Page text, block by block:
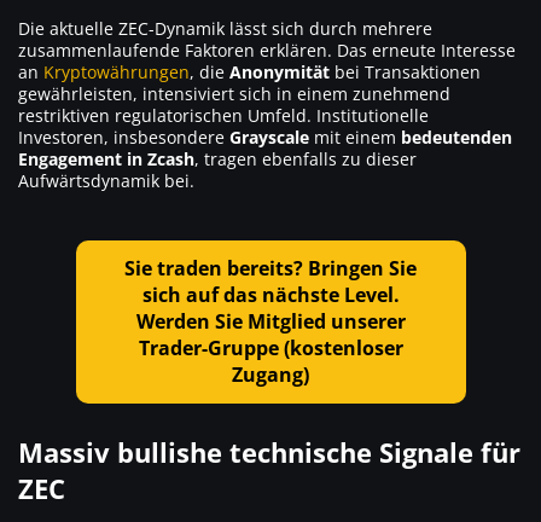
Die aktuelle ZEC-Dynamik lässt sich durch mehrere
zusammenlaufende Faktoren erklären. Das erneute Interesse
an Kryptowährungen, die Anonymität bei Transaktionen
gewährleisten, intensiviert sich in einem zunehmend
restriktiven regulatorischen Umfeld. Institutionelle
Investoren, insbesondere Grayscale mit einem bedeutenden
Engagement in Zcash, tragen ebenfalls zu dieser
Aufwärtsdynamik bei.
Sie traden bereits? Bringen Sie
sich auf das nächste Level.
Werden Sie Mitglied unserer
Trader-Gruppe (kostenloser
Zugang)
Massiv bullishe technische Signale für
ZEC